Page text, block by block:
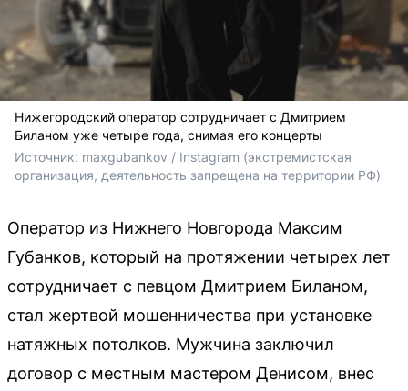
Нижегородский оператор сотрудничает с Дмитрием
Биланом уже четыре года, снимая его концерты
Источник: maxgubankov / Instagram (экстремистская
организация, деятельность запрещена на территории РФ)
Оператор из Нижнего Новгорода Максим
Губанков, который на протяжении четырех лет
сотрудничает с певцом Дмитрием Биланом,
стал жертвой мошенничества при установке
натяжных потолков. Мужчина заключил
договор с местным мастером Денисом, внес